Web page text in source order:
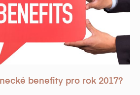
benefity pro rok 2017?